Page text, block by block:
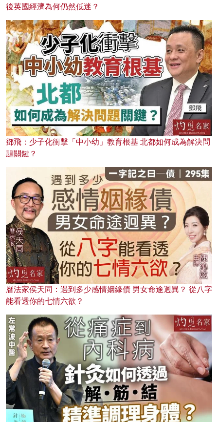
後英國經濟為何仍然低迷？
鄧飛：少子化衝擊「中小幼」教育根基 北都如何成為解決問
題關鍵？
曆法家侯天同：遇到多少感情姻緣債 男女命途迥異？ 從八字
能看透你的七情六欲？